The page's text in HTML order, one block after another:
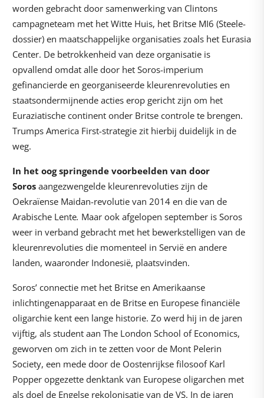
worden gebracht door samenwerking van Clintons
campagneteam met het Witte Huis, het Britse MI6 (Steele-
dossier) en maatschappelijke organisaties zoals het Eurasia
Center. De betrokkenheid van deze organisatie is
opvallend omdat alle door het Soros-imperium
gefinancierde en georganiseerde kleurenrevoluties en
staatsondermijnende acties erop gericht zijn om het
Euraziatische continent onder Britse controle te brengen.
Trumps America First-strategie zit hierbij duidelijk in de
weg.
In het oog springende voorbeelden van door
Soros aangezwengelde kleurenrevoluties zijn de
Oekraïense Maidan-revolutie van 2014 en die van de
Arabische Lente. Maar ook afgelopen september is Soros
weer in verband gebracht met het bewerkstelligen van de
kleurenrevoluties die momenteel in Servië en andere
landen, waaronder Indonesië, plaatsvinden.
Soros’ connectie met het Britse en Amerikaanse
inlichtingenapparaat en de Britse en Europese financiële
oligarchie kent een lange historie. Zo werd hij in de jaren
vijftig, als student aan The London School of Economics,
geworven om zich in te zetten voor de Mont Pelerin
Society, een mede door de Oostenrijkse filosoof Karl
Popper opgezette denktank van Europese oligarchen met
als doel de Engelse rekolonisatie van de VS. In de jaren